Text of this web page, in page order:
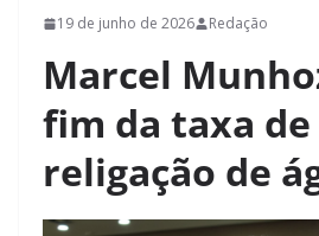
19 de junho de 2026 Redação
Marcel
fim da taxa de
religação de